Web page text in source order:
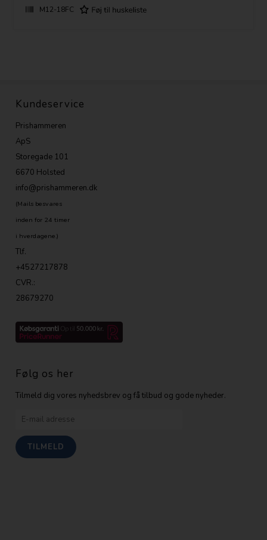
2.0 Ah - 28 min
M12-18FC
Kundeservice
Prishammeren
ApS
Storegade 101
6670 Holsted
info@prishammeren.dk
(Mails besvares
inden for 24 timer
i hverdagene.)
Tlf.
+4527217878
CVR.:
28679270
Følg os her
Tilmeld dig vores nyhedsbrev og få tilbud og gode nyheder.